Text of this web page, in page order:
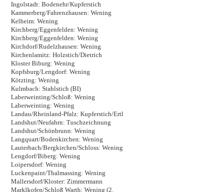
Ingolstadt: Bodenehr/Kupferstich
Kammerberg/Fahrenzhausen: Wening
Kelheim: Wening
Kirchberg/Eggenfelden: Wening
Kirchberg/Eggenfelden: Wening
Kirchdorf/Rudelzhausen: Wening
Kirchenlamitz: Holzstich/Dietrich
Kloster Biburg: Wening
Kopfsburg/Lengdorf: Wening
Kötzting: Wening
Kulmbach: Stahlstich (BI)
Laberweinting/Schloß: Wening
Laberweinting: Wening
Landau/Rheinland-Pfalz: Kupferstich/Ertl
Landshut/Neufahrn: Tuschzeichnung
Landshut/Schönbrunn: Wening
Langquart/Bodenkirchen: Wening
Lauterbach/Bergkirchen/Schloss: Wening
Lengdorf/Biberg: Wening
Loipersdorf: Wening
Luckenpaint/Thalmassing: Wening
Mallersdorf/Kloster: Zimmermann
Marklkofen/Schloß Warth: Wening (2.